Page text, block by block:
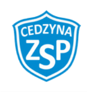
Przejdź
do
treści